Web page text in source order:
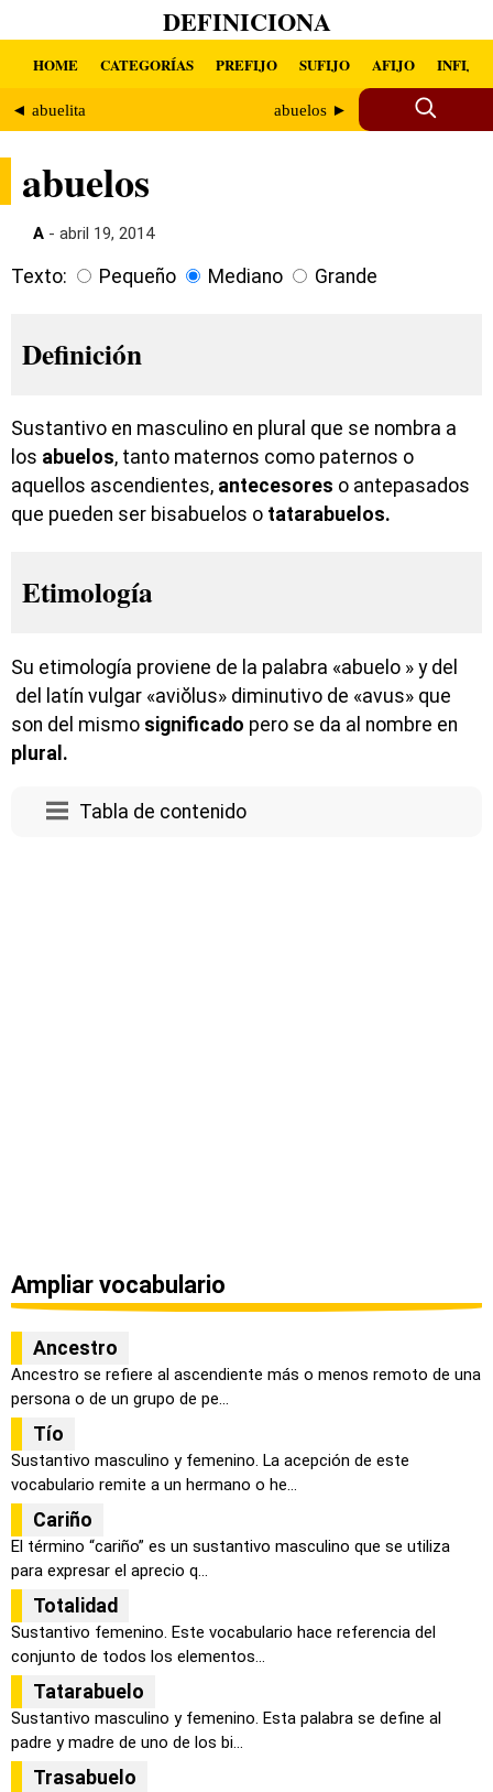
DEFINICIONA
HOME CATEGORÍAS PREFIJO SUFIJO AFIJO INFIJO
◄ abuelita abuelos ►
abuelos
A - abril 19, 2014
Texto: Pequeño Mediano Grande
Definición
Sustantivo en masculino en plural que se nombra a
los abuelos, tanto maternos como paternos o
aquellos ascendientes, antecesores o antepasados
que pueden ser bisabuelos o tatarabuelos.
Etimología
Su etimología proviene de la palabra «abuelo » y del
del latín vulgar «aviŏlus» diminutivo de «avus» que
son del mismo significado pero se da al nombre en
plural.
Tabla de contenido
Ampliar vocabulario
Ancestro
Ancestro se refiere al ascendiente más o menos remoto de una
persona o de un grupo de pe...
Tío
Sustantivo masculino y femenino. La acepción de este
vocabulario remite a un hermano o he...
Cariño
El término “cariño” es un sustantivo masculino que se utiliza
para expresar el aprecio q...
Totalidad
Sustantivo femenino. Este vocabulario hace referencia del
conjunto de todos los elementos...
Tatarabuelo
Sustantivo masculino y femenino. Esta palabra se define al
padre y madre de uno de los bi...
Trasabuelo